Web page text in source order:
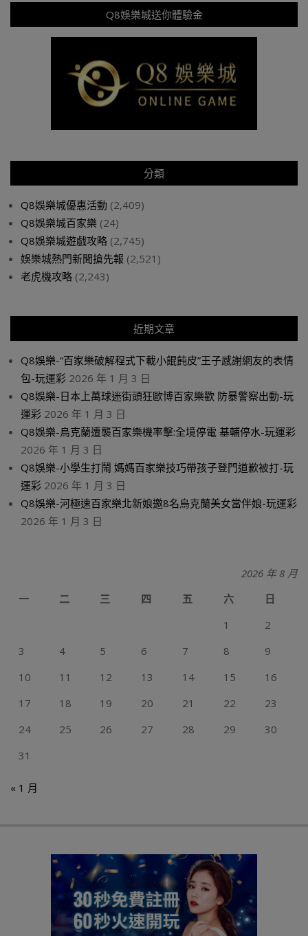
Q8娛樂城送你體驗金
分類
Q8娛樂城優惠活動 (2,409)
Q8娛樂城百家樂 (24)
Q8娛樂城遊戲攻略 (2,745)
娛樂城熱門新聞搶先報 (2,521)
老虎機攻略 (2,243)
近期文章
Q8娛樂-“百家樂破解程式下載小餛飩皮”王子感謝網友的表情
包-玩運彩 2026 年 1 月 3 日
Q8娛樂-日本上萬球迷街頭狂歐博百家樂歡 防暴警察出動-玩
運彩 2026 年 1 月 3 日
Q8娛樂-烏克蘭遭襲百家樂機率擊:全境停電 基輔停水-玩運彩
2026 年 1 月 3 日
Q8娛樂-小學生打鬧 媽媽百家樂技巧帶孩子登門道歉被打-玩
運彩 2026 年 1 月 3 日
Q8娛樂-河極速百家樂北新娘邀8名烏克蘭美女當伴娘-玩運彩
2026 年 1 月 3 日
2026 年 8 月
一
二 三 四 五 六
日
1
2
3
4 5 6 7 8
9
10
11 12 13 14 15
16
17
18 19 20 21 22
23
24
25 26 27 28 29
30
31
« 1 月